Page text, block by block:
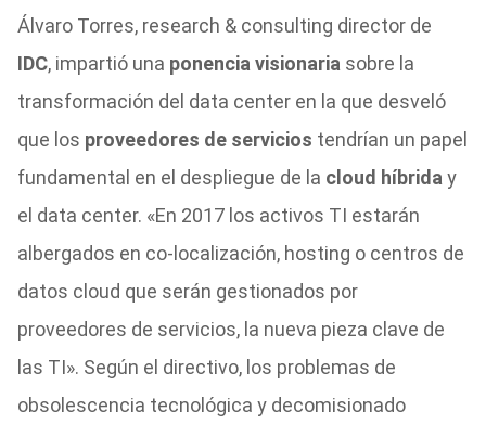
Álvaro Torres, research & consulting director de
IDC, impartió una ponencia visionaria sobre la
transformación del data center en la que desveló
que los proveedores de servicios tendrían un papel
fundamental en el despliegue de la cloud híbrida y
el data center. «En 2017 los activos TI estarán
albergados en co-localización, hosting o centros de
datos cloud que serán gestionados por
proveedores de servicios, la nueva pieza clave de
las TI». Según el directivo, los problemas de
obsolescencia tecnológica y decomisionado